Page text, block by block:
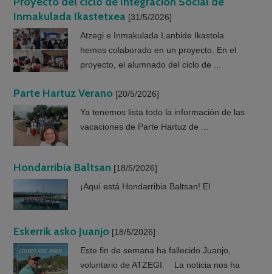
Inmakulada Ikastetxea [31/5/2026]
Atzegi e Inmakulada Lanbide Ikastola
hemos colaborado en un proyecto. En el
proyecto, el alumnado del ciclo de ...
Parte Hartuz Verano [20/5/2026]
Ya tenemos lista todo la información de las
vacaciones de Parte Hartuz de ...
Hondarribia Baltsan [18/5/2026]
¡Aquí está Hondarribia Baltsan! El
Eskerrik asko Juanjo [18/5/2026]
Este fin de semana ha fallecido Juanjo,
voluntario de ATZEGI. La noticia nos ha